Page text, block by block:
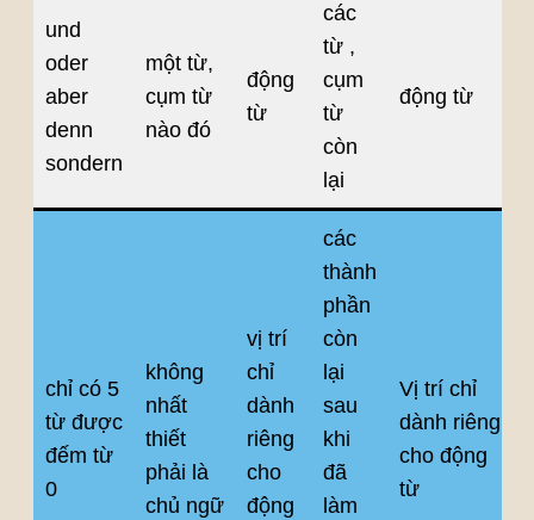
und
oder
aber
denn
sondern
một từ,
cụm từ
nào đó
động
từ
các
từ ,
cụm
từ
còn
lại
động từ
chỉ có 5
từ được
đếm từ
0
không
nhất
thiết
phải là
chủ ngữ
vị trí
chỉ
dành
riêng
cho
động
các
thành
phần
còn
lại
sau
khi
đã
làm
Vị trí chỉ
dành riêng
cho động
từ